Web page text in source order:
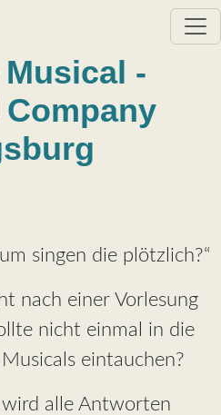
-
singen die plötzlich?“
nach einer Vorlesung
nicht einmal in die
eintauchen?
alle Antworten